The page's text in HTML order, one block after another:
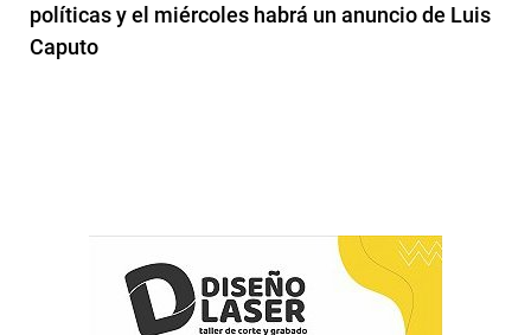
políticas y el miércoles habrá un anuncio de Luis
Caputo